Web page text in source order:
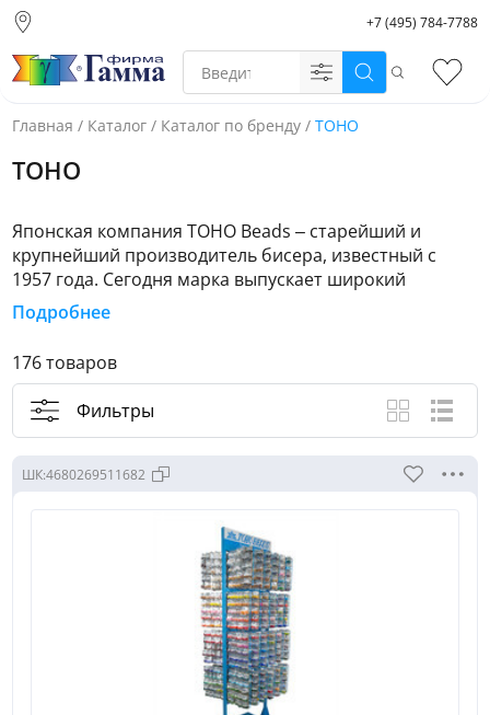
склад)
Санкт-Петербург
Екатеринбург
+7 (495) 784-7788
Поиск
Главная / Каталог / Каталог по бренду / TOHO
TOHO
Японская компания TOHO Beads – старейший и
крупнейший производитель бисера, известный с
1957 года. Сегодня марка выпускает широкий
ассортимент бисера разных видов и оттенков и
активно занимается производством бисера сложных
форм.
Преимущества TOHO:
1. Широкое внутреннее отверстие бисера Toho
позволяет чаще пропускать нить, а значит, работать
со сложными схемами и воплощать любые задумки.
Это свойство также гарантирует изделию более
2. Все бисерины имеют одинаковый размер! Это
значительно упрощает работу (не требуется
производить калибровку) и позволяет выполнять
изделия со сложной геометрией.
3. Постоянство цвета от партии к партии
существенно упрощает процедуру приобретения
недостающих бисеринок нужных цветов.
Подробнее
176 товаров
Фильтры
Вид каталога
Крупные
ШК:4680269511682